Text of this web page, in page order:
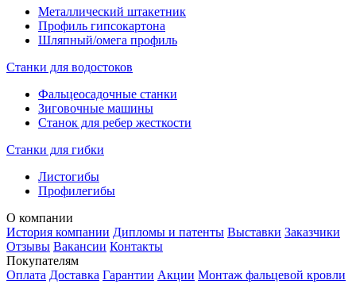
Металлический штакетник
Профиль гипсокартона
Шляпный/омега профиль
Станки для водостоков
Фальцеосадочные станки
Зиговочные машины
Станок для ребер жесткости
Станки для гибки
Листогибы
Профилегибы
О компании
История компании Дипломы и патенты Выставки Заказчики
Отзывы Вакансии Контакты
Покупателям
Оплата Доставка Гарантии Акции Монтаж фальцевой кровли